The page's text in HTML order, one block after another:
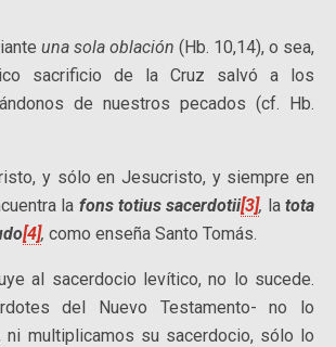
una sola oblación (Hb. 10,14), o sea,
sacrificio de la Cruz salvó a los
de nuestros pecados (cf. Hb.
y sólo en Jesucristo, y siempre en
la fons totius sacerdotii[3], la tota
[4], como enseña Santo Tomás.
sacerdocio levítico, no lo sucede.
del Nuevo Testamento- no lo
ni multiplicamos su sacerdocio, sólo lo